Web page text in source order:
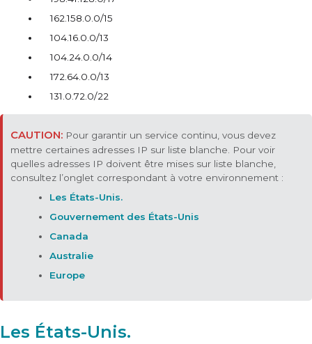
162.158.0.0/15
104.16.0.0/13
104.24.0.0/14
172.64.0.0/13
131.0.72.0/22
Pour garantir un service continu, vous devez
mettre certaines adresses IP sur liste blanche. Pour voir
quelles adresses IP doivent être mises sur liste blanche,
consultez l’onglet correspondant à votre environnement :
Les États-Unis.
Gouvernement des États-Unis
Canada
Australie
Europe
Les États-Unis.